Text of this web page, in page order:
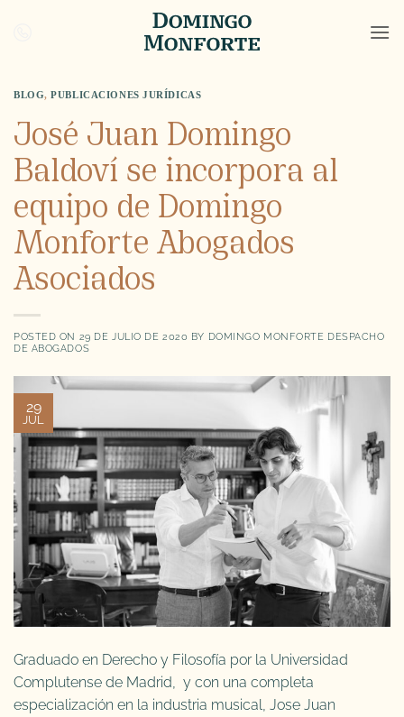
BLOG,PUBLICACIONES JURÍDICAS
José Juan Domingo
Baldoví se incorpora al
equipo de Domingo
Monforte Abogados
Asociados
POSTED ON 29 DE JULIO DE 2020 BY DOMINGO MONFORTE DESPACHO
DE ABOGADOS
29
JUL
Graduado en Derecho y Filosofía por la Universidad
Complutense de Madrid, y con una completa
especialización en la industria musical, Jose Juan